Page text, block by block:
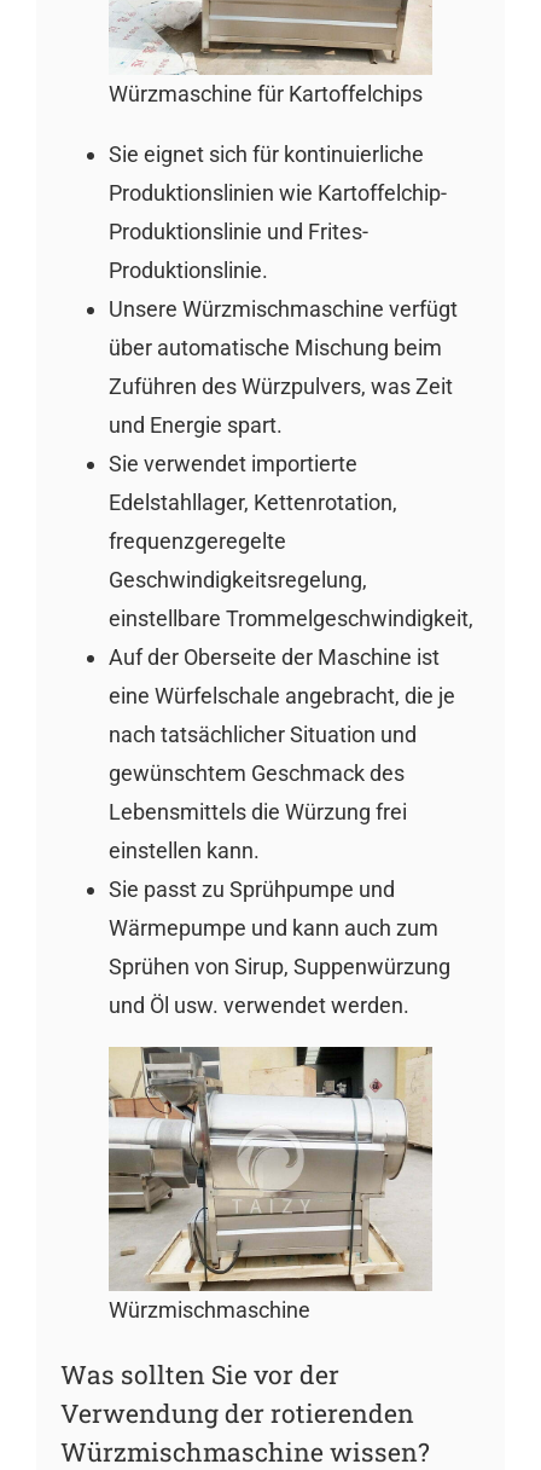
Würzmaschine für Kartoffelchips
Sie eignet sich für kontinuierliche
Produktionslinien wie Kartoffelchip-
Produktionslinie und Frites-
Produktionslinie.
Unsere Würzmischmaschine verfügt
über automatische Mischung beim
Zuführen des Würzpulvers, was Zeit
und Energie spart.
Sie verwendet importierte
Edelstahllager, Kettenrotation,
frequenzgeregelte
Geschwindigkeitsregelung,
einstellbare Trommelgeschwindigkeit,
Auf der Oberseite der Maschine ist
eine Würfelschale angebracht, die je
nach tatsächlicher Situation und
gewünschtem Geschmack des
Lebensmittels die Würzung frei
einstellen kann.
Sie passt zu Sprühpumpe und
Wärmepumpe und kann auch zum
Sprühen von Sirup, Suppenwürzung
und Öl usw. verwendet werden.
Würzmischmaschine
Was sollten Sie vor der
Verwendung der rotierenden
Würzmischmaschine wissen?